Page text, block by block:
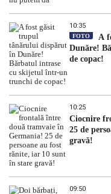
10:35
FOTO
A
Dunăre!
de copac!
10:25
Ciocnire
25 de
gravă!
09:50